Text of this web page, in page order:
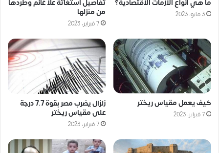
ما هي أنواع الأزمات الاقتصادية؟
3 مايو، 2023
تفاصيل استغاثة علا غانم وطردها
من منزلها
7 فبراير، 2023
كيف يعمل مقياس ريختر
7 فبراير، 2023
زلزال يضرب مصر بقوة 7.7 درجة
على مقياس ريختر
7 فبراير، 2023